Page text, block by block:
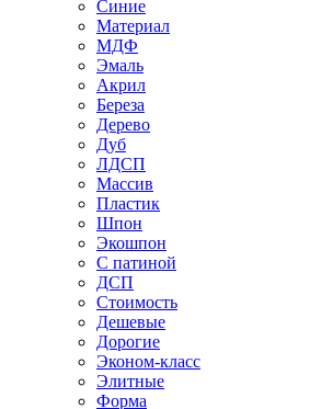
Синие
Материал
МДФ
Эмаль
Акрил
Береза
Дерево
Дуб
ЛДСП
Массив
Пластик
Шпон
Экошпон
С патиной
ДСП
Стоимость
Дешевые
Дорогие
Эконом-класс
Элитные
Форма